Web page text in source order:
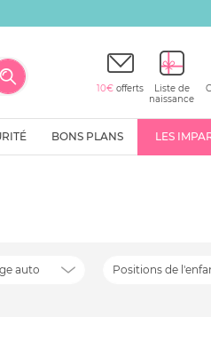
10€ offerts
Liste de
naissance
BONS PLANS LES
auto Positions de